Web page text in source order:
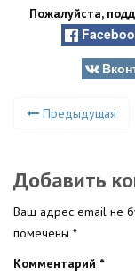
Пожалуйста,
Предыдущая
Добавить
Ваш адрес email не
помечены *
Комментарий *